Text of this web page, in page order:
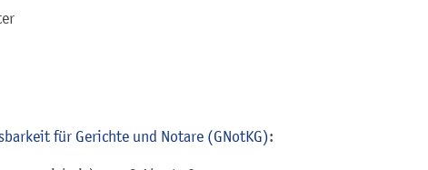
für Gerichte und Notare (GNotKG):